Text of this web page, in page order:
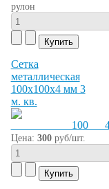
рулон
Сетка
металлическая
100х100х4 мм 3
м. кв.
Цена: 300руб/шт.